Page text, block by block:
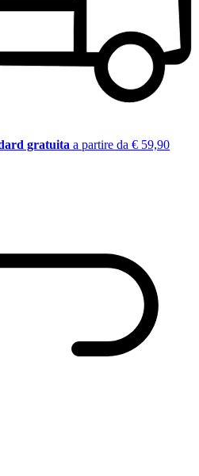
gratuita a partire da € 59,90